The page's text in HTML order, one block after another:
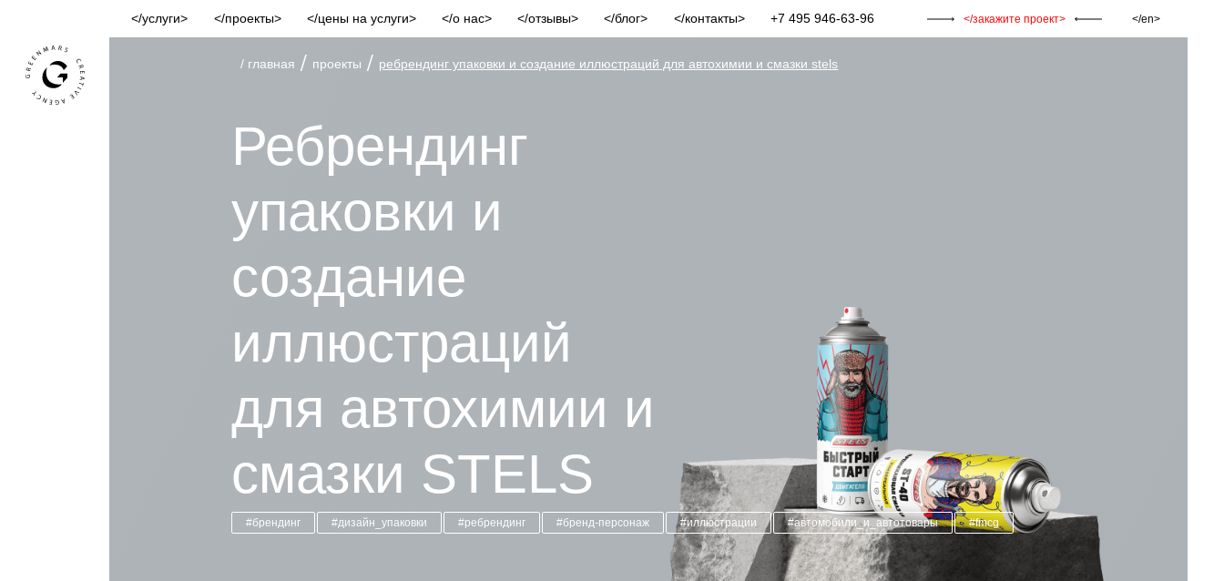
услуги проекты цены на услуги о нас отзывы блог контакты +7 495 946-63-96 закажите проект en
/ главная / проекты / ребрендинг упаковки и создание иллюстраций для автохимии и смазки stels
Ребрендинг
упаковки и
создание
иллюстраций
для автохимии и
смазки STELS
#брендинг #дизайн_упаковки #ребрендинг #бренд-персонаж #иллюстрации #автомобили_и_автотовары #fmcg